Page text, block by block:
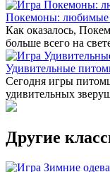
Покемоны:
Как оказалось,
больше всего на
Удивительные
Сегодня игры
удивительных
Другие